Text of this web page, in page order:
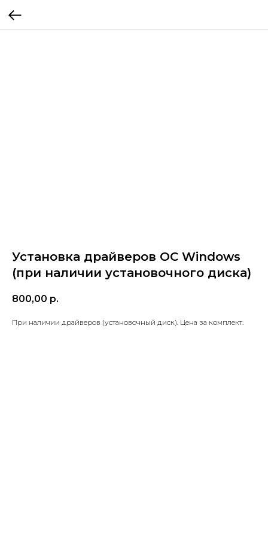
Установка драйверов OC Windows
(при наличии установочного диска)
800,00 р.
При наличии драйверов (установочный диск). Цена за комплект.